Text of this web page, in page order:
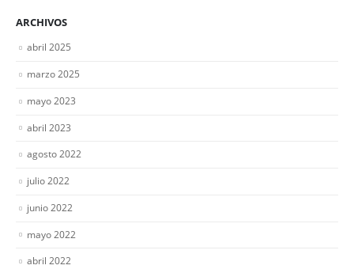
ARCHIVOS
abril 2025
marzo 2025
mayo 2023
abril 2023
agosto 2022
julio 2022
junio 2022
mayo 2022
abril 2022